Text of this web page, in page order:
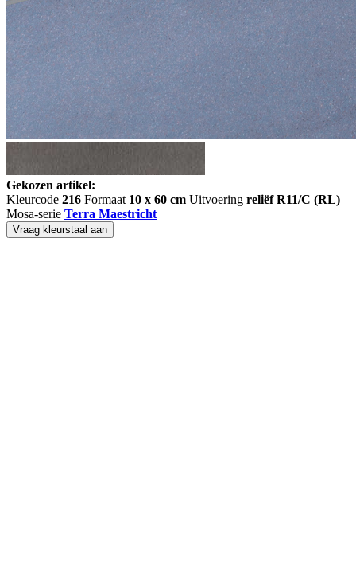
Gekozen artikel:
Kleurcode 216 Formaat 10 x 60 cm Uitvoering reliëf R11/C (RL)
Mosa-serie Terra Maestricht
Vraag kleurstaal aan